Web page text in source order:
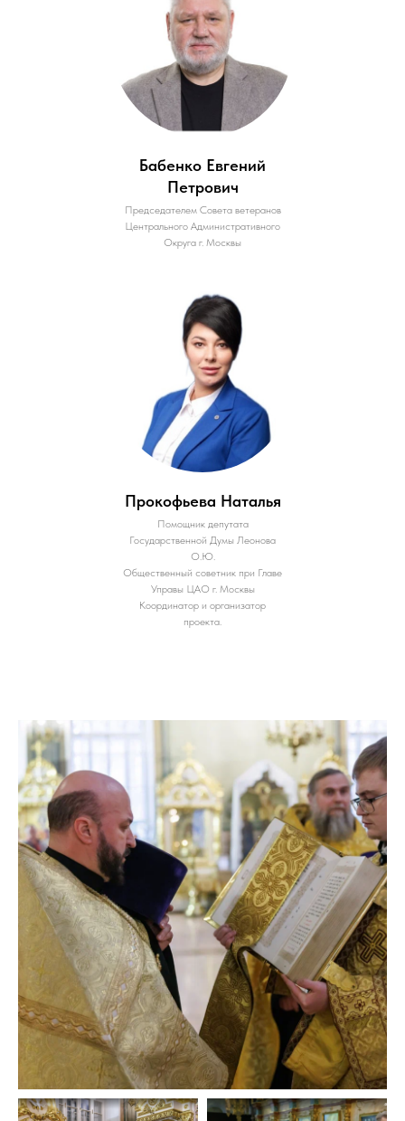
Бабенко Евгений
Петрович
Председателем Совета ветеранов
Центрального Административного
Округа г. Москвы
Прокофьева Наталья
Помощник депутата
Государственной Думы Леонова
О.Ю.
Общественный советник при Главе
Управы ЦАО г. Москвы
Координатор и организатор
проекта.